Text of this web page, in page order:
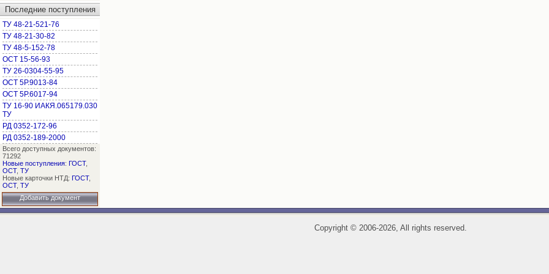
Последние поступления
ТУ 48-21-521-76
ТУ 48-21-30-82
ТУ 48-5-152-78
ОСТ 15-56-93
ТУ 26-0304-55-95
ОСТ 5Р.9013-84
ОСТ 5Р.6017-94
ТУ 16-90 ИАКЯ.065179.030
ТУ
РД 0352-172-96
РД 0352-189-2000
Всего доступных документов:
71292
Новые поступления: ГОСТ,
ОСТ, ТУ
Новые карточки НТД: ГОСТ,
ОСТ, ТУ
Добавить документ
Copyright ©2006-2026, All rights reserved.